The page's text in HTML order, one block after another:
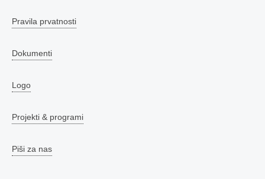
Pravila prvatnosti
Dokumenti
Logo
Projekti & programi
Piši za nas